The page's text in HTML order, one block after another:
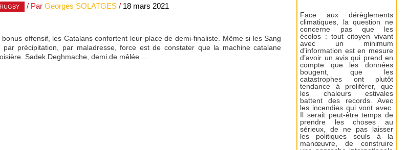
/ Par Georges SOLATGES / 18 mars 2021
offensif, les Catalans confortent leur place de demi-finaliste. Même si les Sang
précipitation, par maladresse, force est de constater que la machine catalane
Sadek Deghmache, demi de mêlée …
Face aux dérèglements
climatiques, la question ne
concerne pas que les
écolos : tout citoyen vivant
avec un minimum
d’information est en mesure
d’avoir un avis qui prend en
compte que les données
bougent, que les
catastrophes ont plutôt
tendance à proliférer, que
les chaleurs estivales
battent des records. Avec
les incendies qui vont avec.
Il serait peut-être temps de
prendre les choses au
sérieux, de ne pas laisser
les politiques seuls à la
manœuvre, de construire